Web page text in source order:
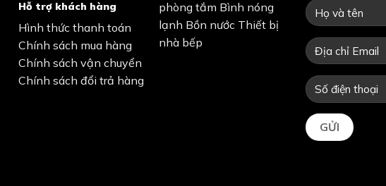
Hỗ trợ khách hàng
Hình thức thanh toán
Chính sách mua hàng
Chính sách vận chuyển
Chính sách đổi trả hàng
phòng tắm Bình nóng
lạnh Bồn nước Thiết bị
nhà bếp